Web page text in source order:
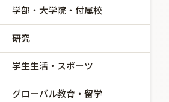
学部・大学院・付属校
研究
学生生活・スポーツ
グローバル教育・留学